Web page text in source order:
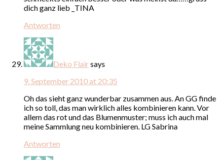
dich ganz lieb _TINA
Antworten
Deko Flairsays
9. September 2010 at 20:35
Oh das sieht ganz wunderbar zusammen aus. An GG finde
ich so toll, das man wirklich alles kombinieren kann. Vor
allem das rot und das Blumenmuster; muss ich auch mal
meine Sammlung neu kombinieren. LG Sabrina
Antworten